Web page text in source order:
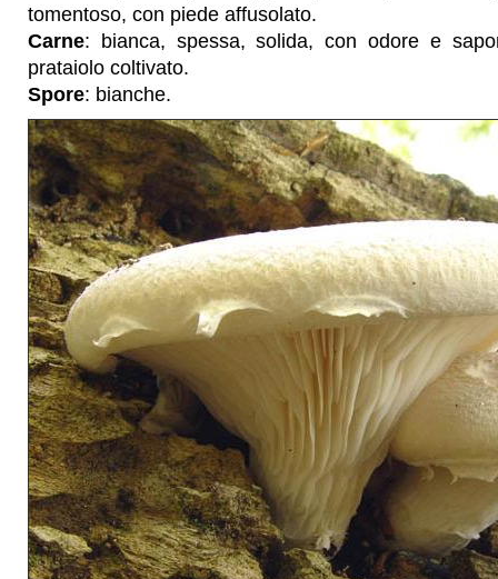
tomentoso, con piede affusolato.
Carne: bianca, spessa, solida, con odore e
prataiolo coltivato.
Spore: bianche.